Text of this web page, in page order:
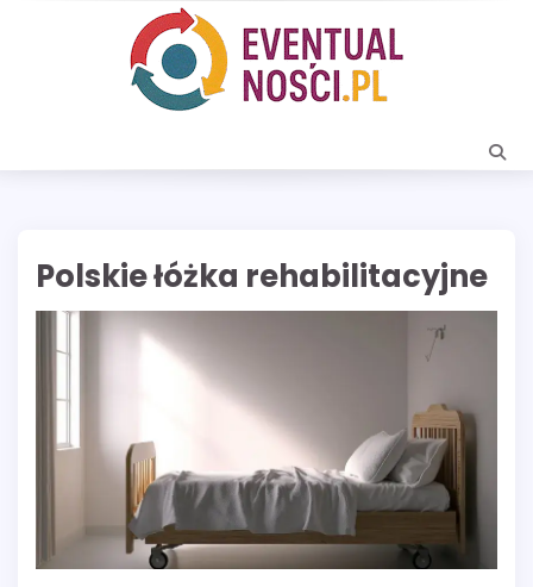
Polskie łóżka rehabilitacyjne